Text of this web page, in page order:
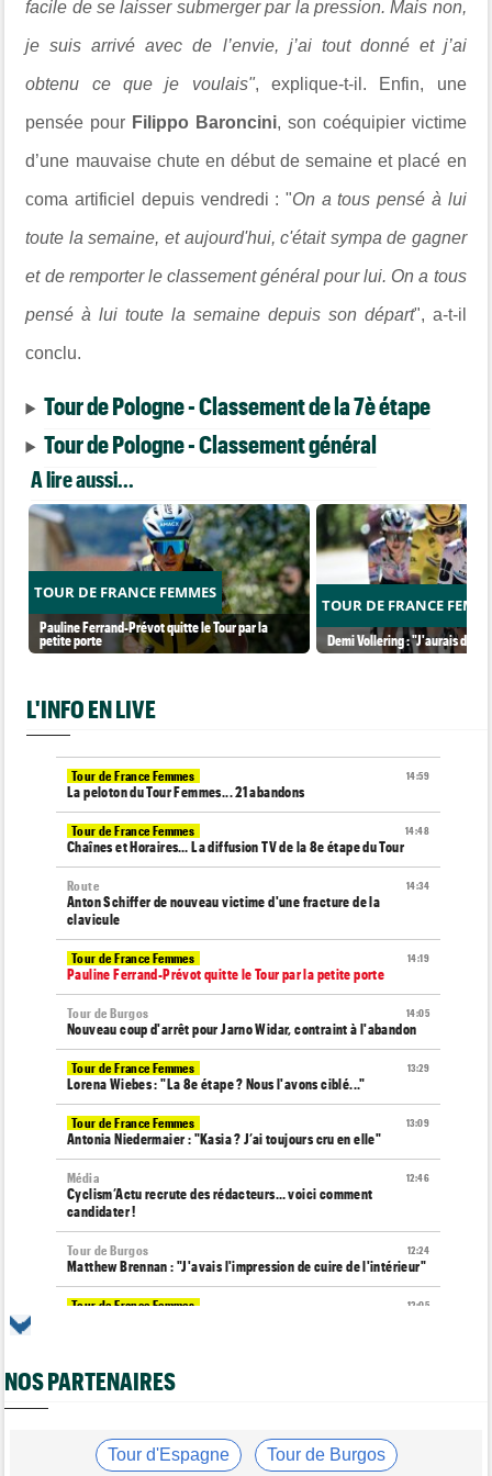
facile de se laisser submerger par la pression. Mais non,
je suis arrivé avec de l’envie, j’ai tout donné et j’ai
obtenu ce que je voulais", explique-t-il. Enfin, une
pensée pour Filippo Baroncini, son coéquipier victime
d’une mauvaise chute en début de semaine et placé en
coma artificiel depuis vendredi : "On a tous pensé à lui
toute la semaine, et aujourd'hui, c'était sympa de gagner
et de remporter le classement général pour lui. On a tous
pensé à lui toute la semaine depuis son départ", a-t-il
conclu.
Tour de Pologne - Classement de la 7è étape
Tour de Pologne - Classement général
A lire aussi...
TOUR DE FRANCE FEMMES
Pauline Ferrand-Prévot quitte le Tour par la
petite porte
TOUR DE FRANCE
Demi Vollering : "J'aurais dû
L'INFO EN LIVE
14:59
Tour de France Femmes
La peloton du Tour Femmes... 21 abandons
14:48
Tour de France Femmes
Chaînes et Horaires… La diffusion TV de la 8e étape du Tour
14:34
Route
Anton Schiffer de nouveau victime d'une fracture de la
clavicule
14:19
Tour de France Femmes
Pauline Ferrand-Prévot quitte le Tour par la petite porte
14:05
Tour de Burgos
Nouveau coup d'arrêt pour Jarno Widar, contraint à l'abandon
13:29
Tour de France Femmes
Lorena Wiebes : "La 8e étape ? Nous l'avons ciblé..."
13:09
Tour de France Femmes
Antonia Niedermaier : "Kasia ? J’ai toujours cru en elle"
12:46
Média
Cyclism’Actu recrute des rédacteurs… voici comment
candidater !
12:24
Tour de Burgos
Matthew Brennan : "J'avais l'impression de cuire de l'intérieur"
12:05
Tour de France Femmes
Jan Christen : "J'aurais aussi pu gagner au sprint..."
formation
NOS PARTENAIRES
Tour d'Espagne Tour de Burgos